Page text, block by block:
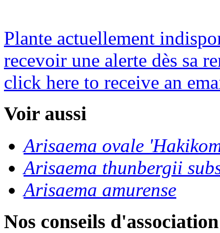
Plante actuellement
recevoir une alerte dès sa
click here to receive an
Voir aussi
Arisaema ovale
Arisaema thunbergii
Arisaema amurense
Nos conseils d'association